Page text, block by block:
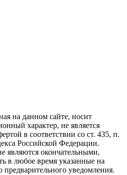
на данном сайте, носит
характер, не является
в соответствии со ст. 435, п.
Российской Федерации.
являются окончательными,
в любое время указанные на
предварительного уведомления.